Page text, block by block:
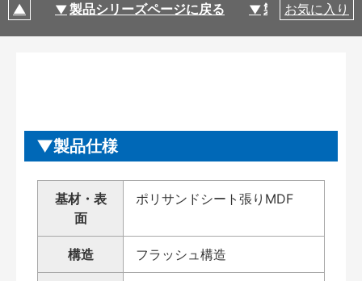
製品シリーズページに戻る 製品仕様
お気に入り
製品仕様
基材・表
面
ポリサンドシート張りMDF
構造 フラッシュ構造